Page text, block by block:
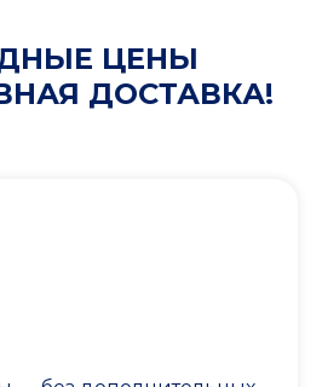
ЦЕНЫ
ДОСТАВКА!